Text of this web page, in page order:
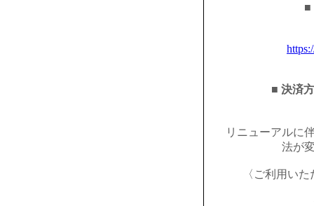
■
■ 決済
リニューアルに
法が
〈ご利用い